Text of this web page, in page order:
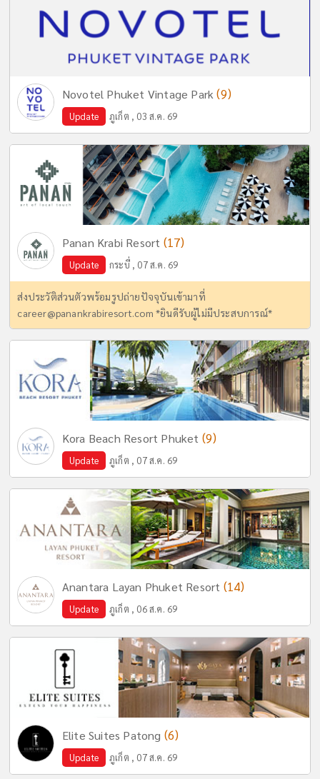
Novotel Phuket Vintage Park(9)
Update ภูเก็ต , 03 ส.ค. 69
Panan Krabi Resort (17)
Update กระบี่ , 07 ส.ค. 69
ส่งประวัติส่วนตัวพร้อมรูปถ่ายปัจจุบันเข้ามาที่
career@panankrabiresort.com *ยินดีรับผู้ไม่มีประสบการณ์*
Kora Beach Resort Phuket (9)
Update ภูเก็ต , 07 ส.ค. 69
Anantara Layan Phuket Resort (14)
Update ภูเก็ต , 06 ส.ค. 69
Elite Suites Patong (6)
Update ภูเก็ต , 07 ส.ค. 69